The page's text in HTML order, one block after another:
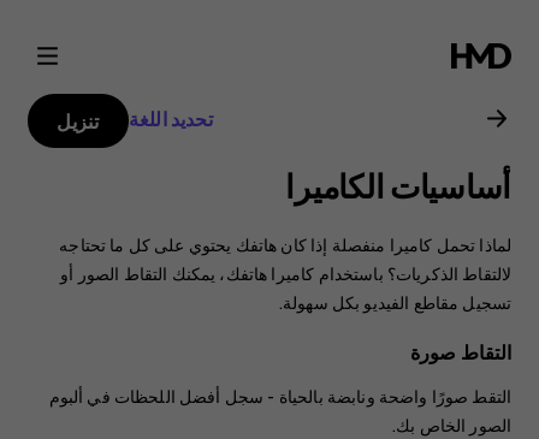
دليل
مستخدم
هاتف
Nokia
2.1
تحديد اللغة تنزيل
أساسيات الكاميرا
لماذا تحمل كاميرا منفصلة إذا كان هاتفك يحتوي على كل ما تحتاجه
لالتقاط الذكريات؟ باستخدام كاميرا هاتفك، يمكنك التقاط الصور أو
تسجيل مقاطع الفيديو بكل سهولة.
التقاط صورة
التقط صورًا واضحة ونابضة بالحياة - سجل أفضل اللحظات في ألبوم
الصور الخاص بك.